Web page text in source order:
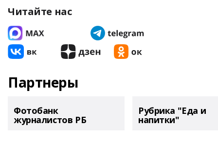
Читайте нас
Партнеры
Фотобанк
журналистов РБ
Рубрика "Еда и
напитки"